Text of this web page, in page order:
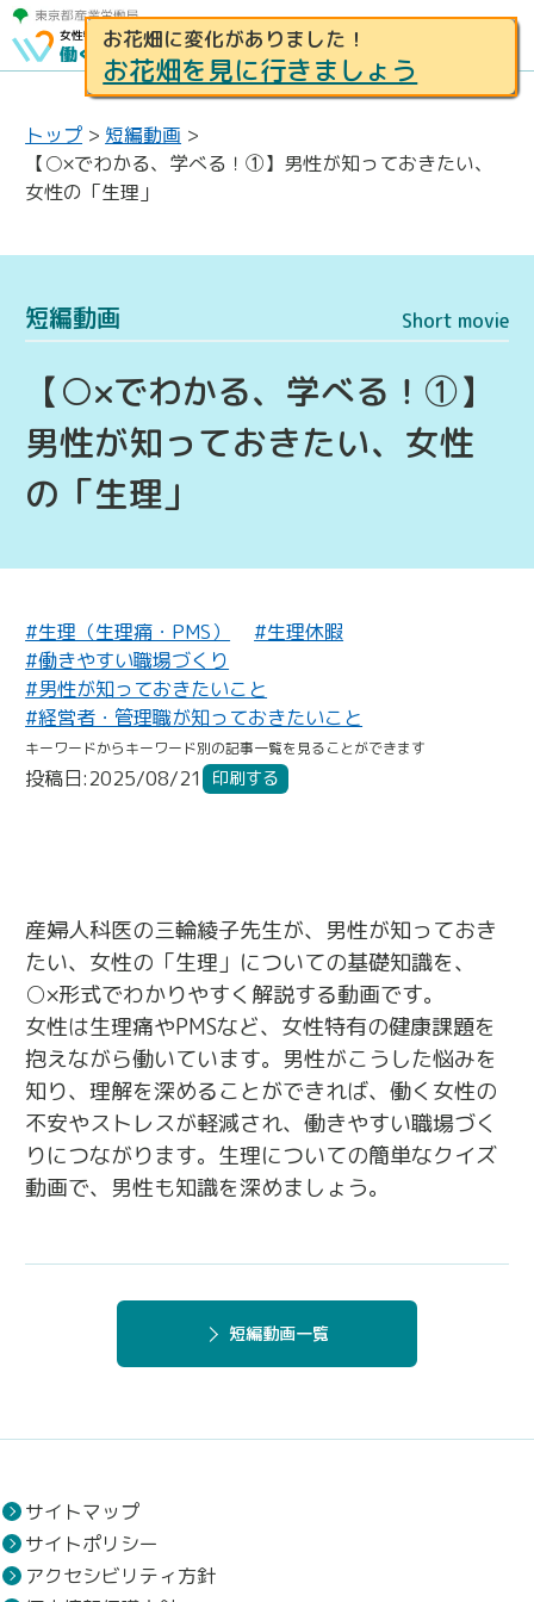
お花畑に変化がありました！
お花畑を見に行きましょう
トップ > 短編動画 >
【○×でわかる、学べる！①】男性が知っておきたい、
女性の「生理」
短編動画 Short movie
【○×でわかる、学べる！①】
男性が知っておきたい、女性
の「生理」
#生理（生理痛・PMS）
#生理休暇
#働きやすい職場づくり
#男性が知っておきたいこと
#経営者・管理職が知っておきたいこと
キーワードからキーワード別の記事一覧を見ることができます
投稿日:2025/08/21 印刷する
産婦人科医の三輪綾子先生が、男性が知っておき
たい、女性の「生理」についての基礎知識を、
○×形式でわかりやすく解説する動画です。
女性は生理痛やPMSなど、女性特有の健康課題を
抱えながら働いています。男性がこうした悩みを
知り、理解を深めることができれば、働く女性の
不安やストレスが軽減され、働きやすい職場づく
りにつながります。生理についての簡単なクイズ
動画で、男性も知識を深めましょう。
短編動画一覧
サイトマップ
サイトポリシー
アクセシビリティ方針